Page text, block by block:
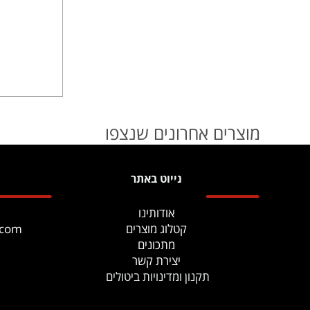
מוצרים אחרונים שנצפו
נייוט באתר
אודותינו
קטלוג מוצרים
מתכונים
יצירת קשר
תקנון ומדינויות ביטולים